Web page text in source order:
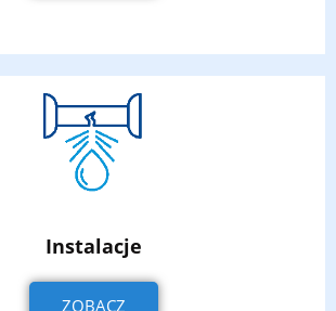
Instalacje
ZOBACZ